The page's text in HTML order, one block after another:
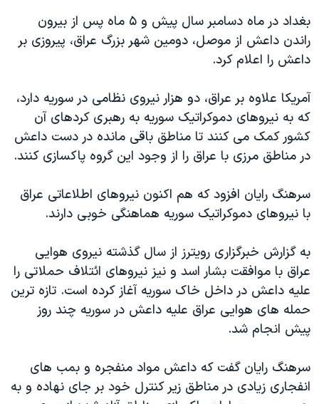
بغداد در ماه دسامبر سال پیش و ۵ ماه پس از بیرون
راندن داعش از موصل، دومین شهر بزرگ عراق، پیروزی بر
داعش را اعلام کرد.
آمریکا علاوه بر عراق، دو هزار نیروی نظامی در سوریه دارد،
که به نیروهای دموکراتیک سوریه به رهبری کردهای آن
کشور کمک می کنند تا مناطق باقی مانده در دست داعش
در مناطق مرزی با عراق را از وجود این گروه پاکسازی کنند.
سرهنگ رایان افزود که هم اکنون نیروهای اطلاعاتی عراق
با نیروهای دموکراتیک سوریه هماهنگی خوبی دارند.
به گزارش خبرگزاری رویترز از سال گذشته نیروی هوایی
عراق با موافقت بشار اسد و نیز نیروهای ائتلاف حملاتی را
علیه داعش در داخل خاک سوریه آغاز کرده است. تازه ترین
حمله های هوایی عراق علیه داعش در سوریه چند روز
پیش انجام شد.
سرهنگ رایان گفت که داعش مواد منفجره و بمب های
انفجاری زیادی در مناطق زیر کنترل خود بر جای نهاده و به